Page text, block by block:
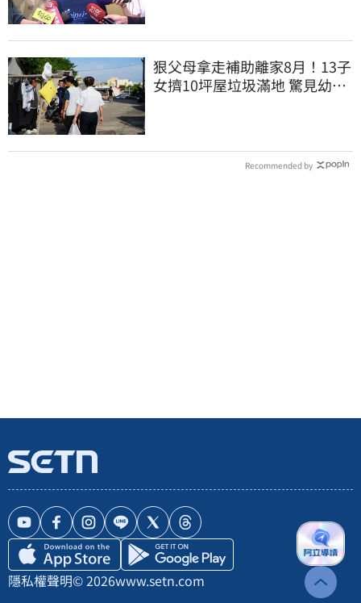
狠父母拿走補助離家8月！13子
女擠10坪屋垃圾滿地 驚見幼童
Recommended by
隱私權聲明© 2026www.setn.com